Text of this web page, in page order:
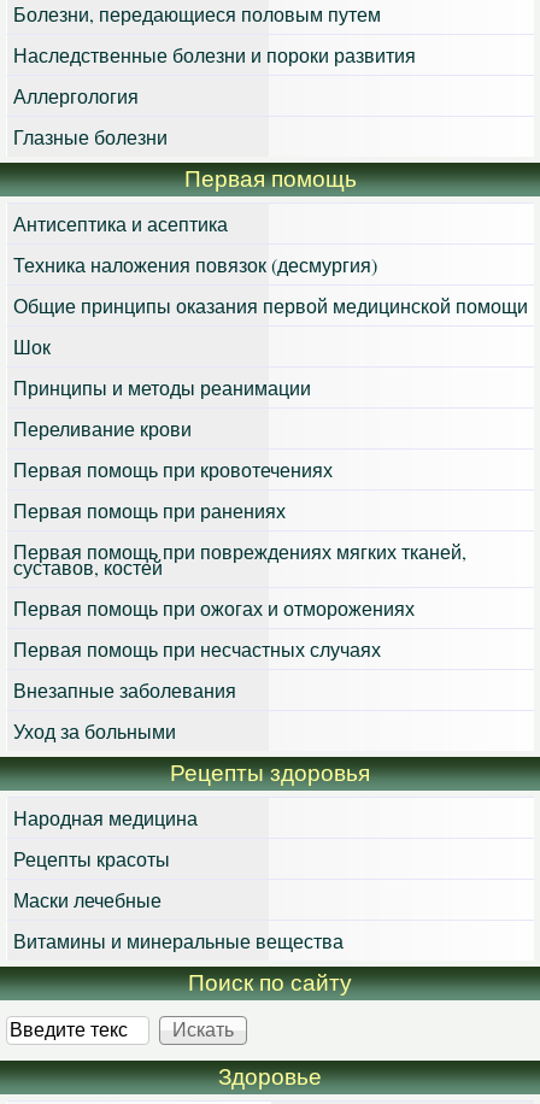
Болезни, передающиеся половым путем
Наследственные болезни и пороки развития
Аллергология
Глазные болезни
Первая помощь
Антисептика и асептика
Техника наложения повязок (десмургия)
Общие принципы оказания первой медицинской помощи
Шок
Принципы и методы реанимации
Переливание крови
Первая помощь при кровотечениях
Первая помощь при ранениях
Первая помощь при повреждениях мягких тканей,
суставов, костей
Первая помощь при ожогах и отморожениях
Первая помощь при несчастных случаях
Внезапные заболевания
Уход за больными
Рецепты здоровья
Народная медицина
Рецепты красоты
Маски лечебные
Витамины и минеральные вещества
Поиск по сайту
Искать
Здоровье